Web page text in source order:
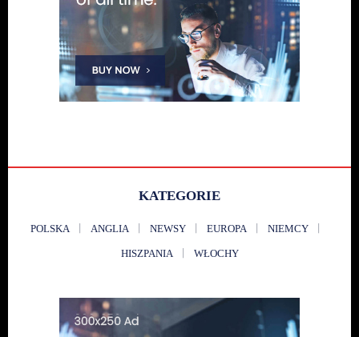
KATEGORIE
POLSKA ANGLIA NEWSY EUROPA NIEMCY
HISZPANIA WŁOCHY